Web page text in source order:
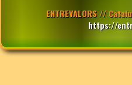
ENTREVALORS //
https://